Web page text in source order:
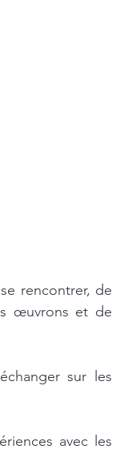
rencontrer, de
œuvrons et de
sur les
avec les